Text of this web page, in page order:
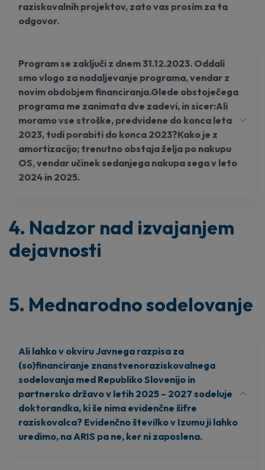
raziskovalnih projektov, zato vas prosim za ta
odgovor.
Program se zaključi z dnem 31.12.2023. Oddali
smo vlogo za nadaljevanje programa, vendar z
novim obdobjem financiranja.Glede obstoječega
programa me zanimata dve zadevi, in sicer:Ali
moramo vse stroške, predvidene do konca leta
2023, tudi porabiti do konca 2023?Kako je z
amortizacijo; trenutno obstaja želja po nakupu
OS, vendar učinek sedanjega nakupa sega v leto
2024 in 2025.
4. Nadzor nad izvajanjem
dejavnosti
5. Mednarodno sodelovanje
Ali lahko v okviru Javnega razpisa za
(so)financiranje znanstvenoraziskovalnega
sodelovanja med Republiko Slovenijo in
partnersko državo v letih 2025 – 2027 sodeluje
doktorandka, ki še nima evidenčne šifre
raziskovalca? Evidenčno številko v Izumu ji lahko
uredimo, na ARIS pa ne, ker ni zaposlena.